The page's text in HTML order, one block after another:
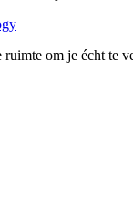
om je écht te